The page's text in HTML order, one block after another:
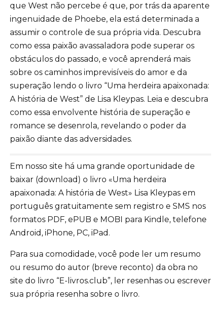
que West não percebe é que, por trás da aparente
ingenuidade de Phoebe, ela está determinada a
assumir o controle de sua própria vida. Descubra
como essa paixão avassaladora pode superar os
obstáculos do passado, e você aprenderá mais
sobre os caminhos imprevisíveis do amor e da
superação lendo o livro “Uma herdeira apaixonada:
A história de West” de Lisa Kleypas. Leia e descubra
como essa envolvente história de superação e
romance se desenrola, revelando o poder da
paixão diante das adversidades.
Em nosso site há uma grande oportunidade de
baixar (download) o livro «Uma herdeira
apaixonada: A história de West» Lisa Kleypas em
português gratuitamente sem registro e SMS nos
formatos PDF, ePUB e MOBI para Kindle, telefone
Android, iPhone, PC, iPad.
Para sua comodidade, você pode ler um resumo
ou resumo do autor (breve reconto) da obra no
site do livro “E-livros.club”, ler resenhas ou escrever
sua própria resenha sobre o livro.